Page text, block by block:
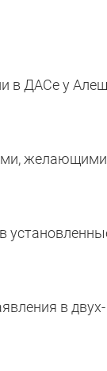
в ДАСе у
в двух-